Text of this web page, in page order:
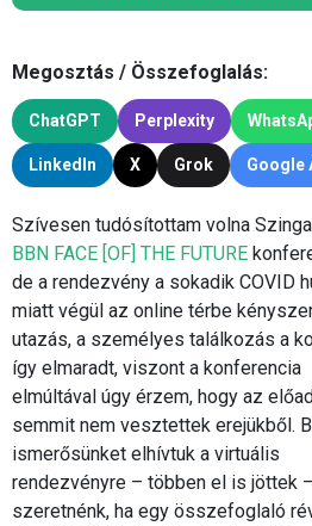
Megosztás / Összefoglalás:
ChatGPT Perplexity
LinkedIn X Grok Google
Szívesen tudósítottam volna
BBN FACE [OF] THE FUTURE
de a rendezvény a sokadik COVID
miatt végül az online térbe
utazás, a személyes találkozás a
így elmaradt, viszont a konferencia
elmúltával úgy érzem, hogy az
semmit nem vesztettek erejükből.
ismerősünket elhívtuk a virtuális
rendezvényre – többen el is jöttek
szeretnénk, ha egy összefoglaló